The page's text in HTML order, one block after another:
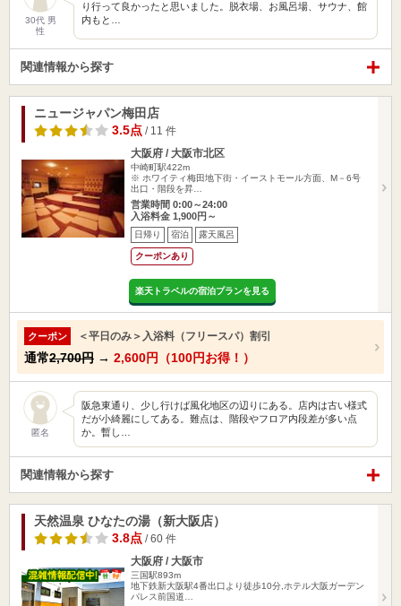
30代 男
性
り行って良かったと思いました。脱衣場、お風呂場、サウナ、館
内もと…
関連情報から探す
ニュージャパン梅田店
3.5点 / 11 件
大阪府 / 大阪市北区
中崎町駅422m
※ ホワイティ梅田地下街・イーストモール方面、M－6号
出口・階段を昇…
営業時間 0:00～24:00
入浴料金 1,900円～
日帰り 宿泊 露天風呂
クーポンあり
楽天トラベルの宿泊プランを見る
クーポン ＜平日のみ＞入浴料（フリースパ）割引
通常2,700円 → 2,600円（100円お得！）
匿名
阪急東通り、少し行けば風化地区の辺りにある。店内は古い様式
だが小綺麗にしてある。難点は、階段やフロア内段差が多い点
か。暫し…
関連情報から探す
天然温泉 ひなたの湯（新大阪店）
3.8点 / 60 件
大阪府 / 大阪市
三国駅893m
地下鉄新大阪駅4番出口より徒歩10分,ホテル大阪ガーデン
パレス前国道…